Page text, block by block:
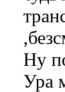
Ну
Ура